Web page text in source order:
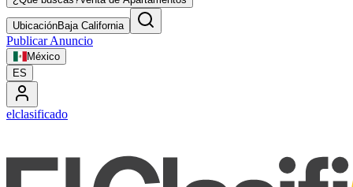
UbicaciónBaja California
Publicar Anuncio
México
ES
elclasificado